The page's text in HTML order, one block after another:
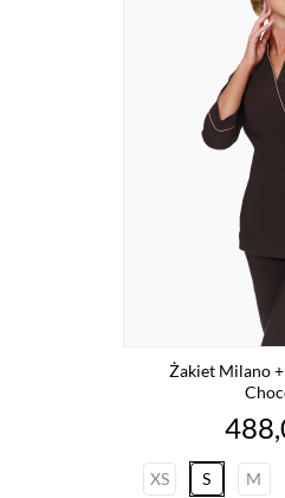
Żakiet Milano
XS S M